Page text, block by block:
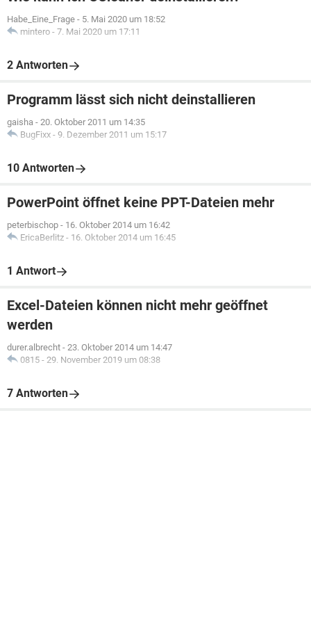
Habe_Eine_Frage - 5. Mai 2020 um 18:52
mintero - 7. Mai 2020 um 17:11
2 Antworten
Programm lässt sich nicht deinstallieren
gaisha - 20. Oktober 2011 um 14:35
BugFixx - 9. Dezember 2011 um 15:17
10 Antworten
PowerPoint öffnet keine PPT-Dateien mehr
peterbischop - 16. Oktober 2014 um 16:42
EricaBerlitz - 16. Oktober 2014 um 16:45
1 Antwort
Excel-Dateien können nicht mehr geöffnet
werden
durer.albrecht - 23. Oktober 2014 um 14:47
0815 - 29. November 2019 um 08:38
7 Antworten